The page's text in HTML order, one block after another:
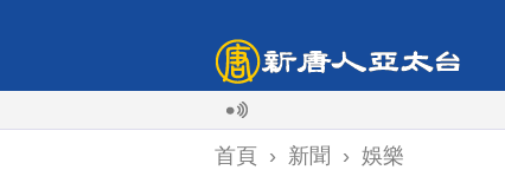
首頁 › 新聞 › 娛樂